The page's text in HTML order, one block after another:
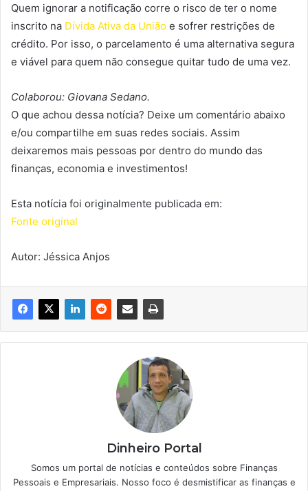
Quem ignorar a notificação corre o risco de ter o nome
inscrito na Dívida Ativa da União e sofrer restrições de
crédito. Por isso, o parcelamento é uma alternativa segura
e viável para quem não consegue quitar tudo de uma vez.
Colaborou: Giovana Sedano.
O que achou dessa notícia? Deixe um comentário abaixo
e/ou compartilhe em suas redes sociais. Assim
deixaremos mais pessoas por dentro do mundo das
finanças, economia e investimentos!
Esta notícia foi originalmente publicada em:
Fonte original
Autor: Jéssica Anjos
Dinheiro Portal
Somos um portal de notícias e conteúdos sobre Finanças
Pessoais e Empresariais. Nosso foco é desmistificar as finanças e